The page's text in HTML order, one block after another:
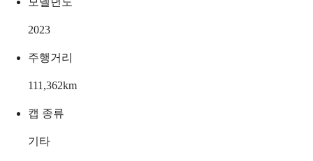
2023
주행거리
111,362km
캡 종류
기타